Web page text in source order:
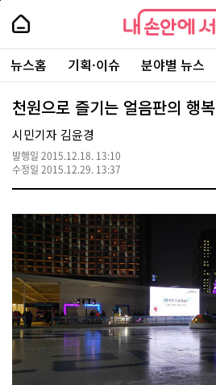
본
로
가
내
손
안
에
서
울
-
서
울
시
대
표
소
포
털
내
손
에
울
주
요
서
뉴스홈 기획·이슈 분야별 뉴스
천원으로 즐기는 얼음판의 행복
시민기자 김윤경
발행일 2015.12.18. 13:10
수정일 2015.12.29. 13:37
페
상
단
로